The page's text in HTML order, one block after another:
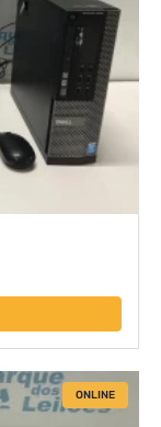
ONLINE